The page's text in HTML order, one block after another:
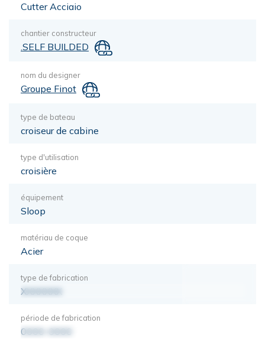
Cutter Acciaio
chantier constructeur
.SELF BUILDED
nom du designer
Groupe Finot
type de bateau
croiseur de cabine
type d'utilisation
croisière
équipement
Sloop
matériau de coque
Acier
type de fabrication
XXXXXXX
période de fabrication
0000-0000